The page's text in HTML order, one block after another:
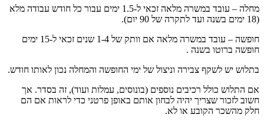
מחלה – עובד במשרה מלאה זכאי ל-1.5 ימים עבור כל חודש עבודה מלא
(18 ימים בשנה ועד לתקרה של 90 יום).
חופשה – עובד במשרה מלאה אם וותק של 1-4 שנים זכאי ל-15 ימים
חופשה ברוטו בשנה .
בתלוש יש לשקף צבירה וניצול של ימי החופשה והמחלה נכון לאותו חודש.
אם התלוש כולל רכיבים נוספים (בונוסים, עמלות ועוד), זה בסדר. אך
חשוב לזכור שצריך יהיה לבחון אותם באופן פרטני כדי לראות אם הם
חלק מהשכר הקובע או לא.